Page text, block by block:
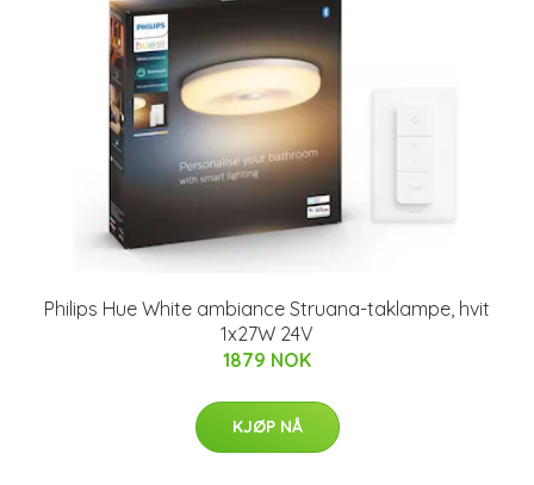
Philips Hue White ambiance Struana-taklampe, hvit
1x27W 24V
1879 NOK
KJØP NÅ